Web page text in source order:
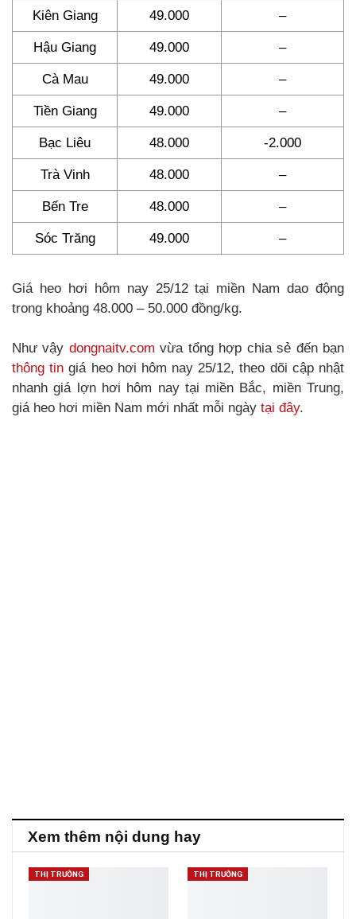
Kiên Giang 49.000 –
Hậu Giang 49.000 –
Cà Mau 49.000 –
Tiền Giang 49.000 –
Bạc Liêu 48.000 -2.000
Trà Vinh 48.000 –
Bến Tre 48.000 –
Sóc Trăng 49.000 –
Giá heo hơi hôm nay 25/12 tại miền Nam dao động
trong khoảng 48.000 – 50.000 đồng/kg.
Như vậy dongnaitv.com vừa tổng hợp chia sẻ đến bạn
thông tin giá heo hơi hôm nay 25/12, theo dõi cập nhật
nhanh giá lợn hơi hôm nay tại miền Bắc, miền Trung,
giá heo hơi miền Nam mới nhất mỗi ngày tại đây.
Xem thêm nội dung hay
THỊ TRƯỜNG THỊ TRƯỜNG